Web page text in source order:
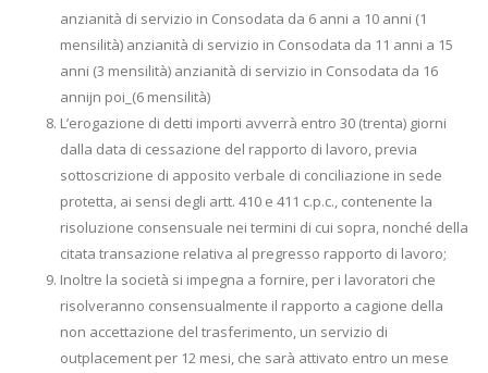
anzianità di servizio in Consodata da 6 anni a 10 anni (1
mensilità) anzianità di servizio in Consodata da 11 anni a 15
anni (3 mensilità) anzianità di servizio in Consodata da 16
annijn poi_(6 mensilità)
L’erogazione di detti importi avverrà entro 30 (trenta) giorni
dalla data di cessazione del rapporto di lavoro, previa
sottoscrizione di apposito verbale di conciliazione in sede
protetta, ai sensi degli artt. 410 e 411 c.p.c., contenente la
risoluzione consensuale nei termini di cui sopra, nonché della
citata transazione relativa al pregresso rapporto di lavoro;
Inoltre la società si impegna a fornire, per i lavoratori che
risolveranno consensualmente il rapporto a cagione della
non accettazione del trasferimento, un servizio di
outplacement per 12 mesi, che sarà attivato entro un mese